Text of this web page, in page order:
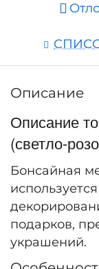
Описание
Описание
(светло-
Бонсайная
подарков,
украшений.